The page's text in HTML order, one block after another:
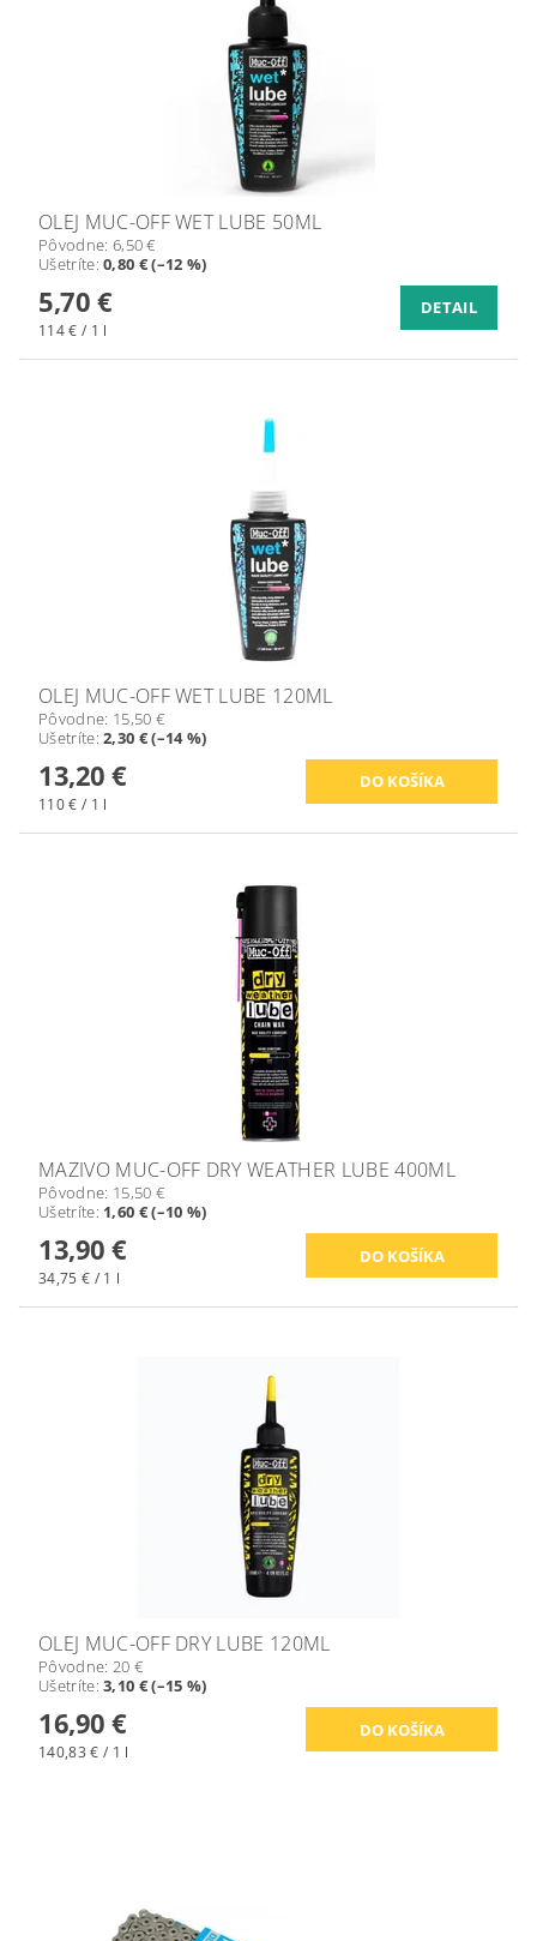
OLEJ MUC-OFF WET LUBE 50ML
Pôvodne: 6,50 €
Ušetríte:0,80 € (–12 %)
5,70 €
114 € / 1 l
DETAIL
OLEJ MUC-OFF WET LUBE 120ML
Pôvodne: 15,50 €
Ušetríte:2,30 € (–14 %)
13,20 €
110 € / 1 l
MAZIVO MUC-OFF DRY WEATHER LUBE 400ML
Pôvodne: 15,50 €
Ušetríte: 1,60 € (–10 %)
13,90 €
34,75 € / 1 l
OLEJ MUC-OFF DRY LUBE 120ML
Pôvodne: 20 €
Ušetríte:3,10 € (–15 %)
16,90 €
140,83 € / 1 l